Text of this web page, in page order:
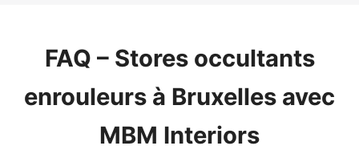
FAQ – Stores occultants
enrouleurs à Bruxelles avec
MBM Interiors